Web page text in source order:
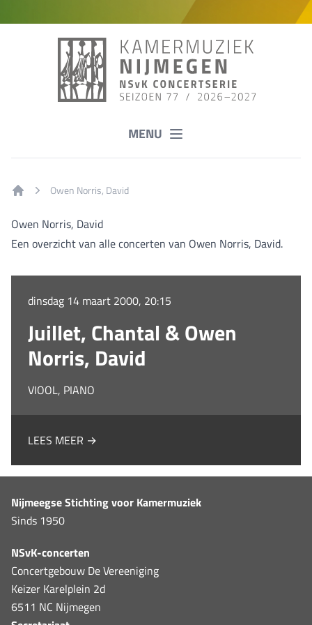
MENU
Owen Norris, David
Owen Norris, David
Een overzicht van alle concerten van Owen Norris, David.
dinsdag 14 maart 2000, 20:15
Juillet, Chantal & Owen
Norris, David
VIOOL, PIANO
LEES MEER →
Nijmeegse Stichting voor Kamermuziek
Sinds 1950
NSvK-concerten
Concertgebouw De Vereeniging
Keizer Karelplein 2d
6511 NC Nijmegen